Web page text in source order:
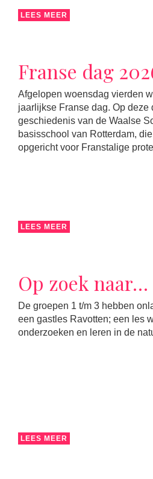
LEES MEER
Franse dag
Afgelopen woensdag vierden
jaarlijkse Franse dag. Op deze
geschiedenis van de Waalse
basisschool van Rotterdam,
opgericht voor Franstalige
LEES MEER
Op zoek naar…
De groepen 1 t/m 3 hebben
een gastles Ravotten; een les
onderzoeken en leren in de
LEES MEER